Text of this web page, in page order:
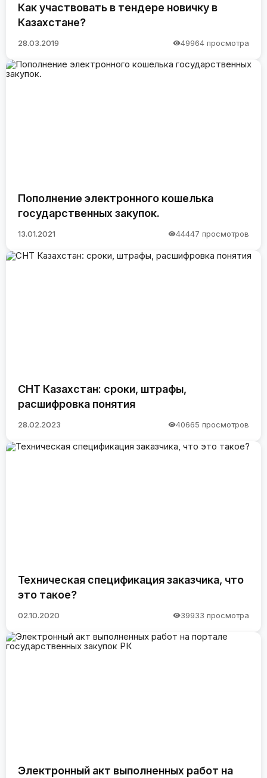
Как участвовать в тендере новичку в
Казахстане?
28.03.2019 49964 просмотра
Пополнение электронного кошелька
государственных закупок.
13.01.2021 44447 просмотров
СНТ Казахстан: сроки, штрафы,
расшифровка понятия
28.02.2023 40665 просмотров
Техническая спецификация заказчика, что
это такое?
02.10.2020 39933 просмотра
Электронный акт выполненных работ на